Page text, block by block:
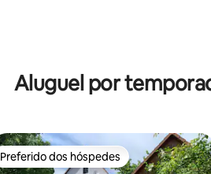
Aluguel por
Preferido dos hóspedes
Preferido dos hóspedes